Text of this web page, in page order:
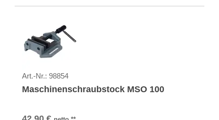
Art.-Nr.: 98854
Maschinenschraubstock MSO 100